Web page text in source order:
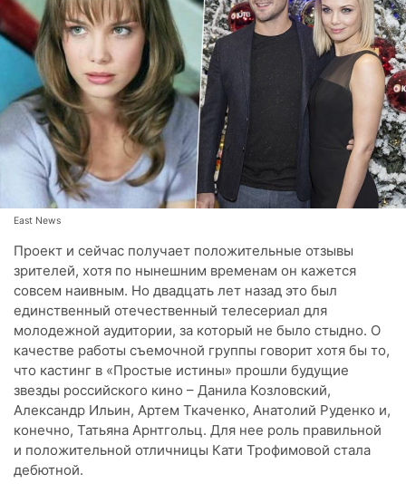
East News
Проект и сейчас получает положительные отзывы
зрителей, хотя по нынешним временам он кажется
совсем наивным. Но двадцать лет назад это был
единственный отечественный телесериал для
молодежной аудитории, за который не было стыдно. О
качестве работы съемочной группы говорит хотя бы то,
что кастинг в «Простые истины» прошли будущие
звезды российского кино – Данила Козловский,
Александр Ильин, Артем Ткаченко, Анатолий Руденко и,
конечно, Татьяна Арнтгольц. Для нее роль правильной
и положительной отличницы Кати Трофимовой стала
дебютной.